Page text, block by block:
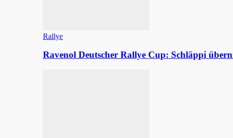
Rallye
Ravenol Deutscher Rallye Cup: Schläppi